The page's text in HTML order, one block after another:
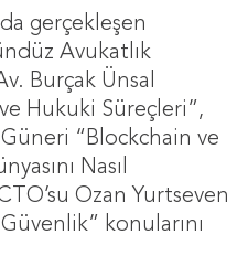
gerçekleşen
Avukatlık
Burçak Ünsal
Hukuki Süreçleri”,
“Blockchain ve
Nasıl
Ozan Yurtseven
konularını